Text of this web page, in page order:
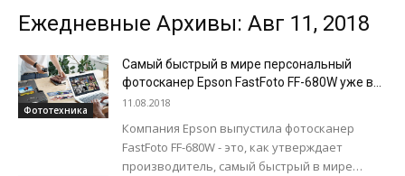
Ежедневные Архивы: Авг 11, 2018
Фототехника
Самый быстрый в мире персональный
фотосканер Epson FastFoto FF-680W уже в
продаже
11.08.2018
Компания Epson выпустила фотосканер
FastFoto FF-680W - это, как утверждает
производитель, самый быстрый в мире